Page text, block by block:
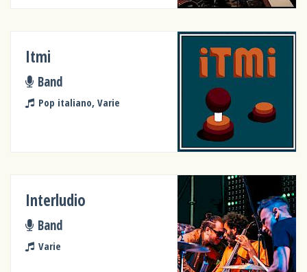
Itmi
Band
Pop italiano, Varie
Interludio
Band
Varie